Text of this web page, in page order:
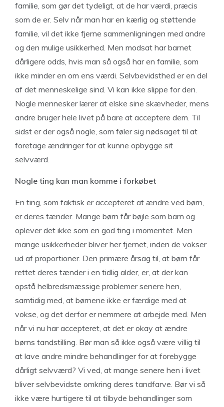
familie, som gør det tydeligt, at de har værdi, præcis
som de er. Selv når man har en kærlig og støttende
familie, vil det ikke fjerne sammenligningen med andre
og den mulige usikkerhed. Men modsat har barnet
dårligere odds, hvis man så også har en familie, som
ikke minder en om ens værdi. Selvbevidsthed er en del
af det menneskelige sind. Vi kan ikke slippe for den.
Nogle mennesker lærer at elske sine skævheder, mens
andre bruger hele livet på bare at acceptere dem. Til
sidst er der også nogle, som føler sig nødsaget til at
foretage ændringer for at kunne opbygge sit
selvværd.
Nogle ting kan man komme i forkøbet
En ting, som faktisk er accepteret at ændre ved børn,
er deres tænder. Mange børn får bøjle som barn og
oplever det ikke som en god ting i momentet. Men
mange usikkerheder bliver her fjernet, inden de vokser
ud af proportioner. Den primære årsag til, at børn får
rettet deres tænder i en tidlig alder, er, at der kan
opstå helbredsmæssige problemer senere hen,
samtidig med, at børnene ikke er færdige med at
vokse, og det derfor er nemmere at arbejde med. Men
når vi nu har accepteret, at det er okay at ændre
børns tandstilling. Bør man så ikke også være villig til
at lave andre mindre behandlinger for at forebygge
dårligt selvværd? Vi ved, at mange senere hen i livet
bliver selvbevidste omkring deres tandfarve. Bør vi så
ikke være hurtigere til at tilbyde behandlinger som